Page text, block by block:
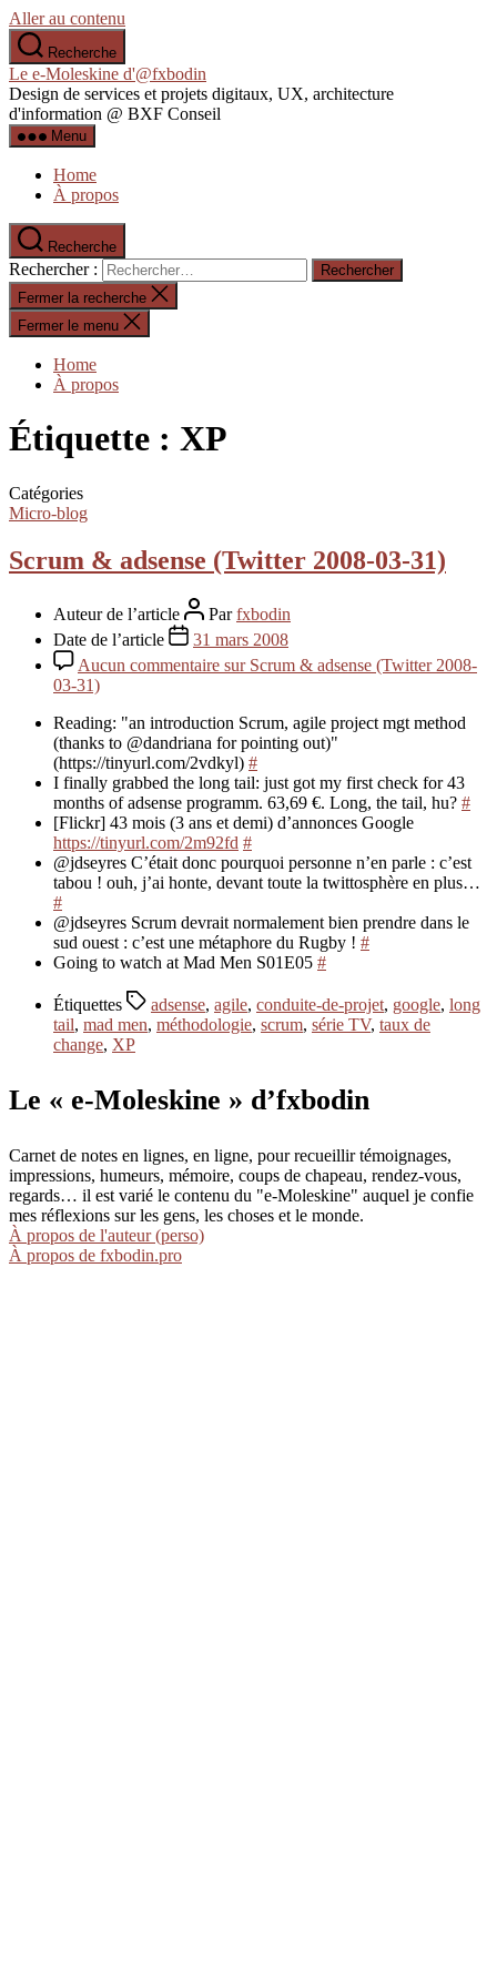
Aller au contenu
Recherche
Le e-Moleskine d'@fxbodin
Design de services et projets digitaux, UX, architecture
d'information @ BXF Conseil
Menu
Home
À propos
Recherche
Rechercher :
Fermer la recherche
Fermer le menu
Home
À propos
Étiquette : XP
Catégories
Micro-blog
Scrum & adsense (Twitter 2008-03-31)
Auteur de l’article Parfxbodin
Date de l’article
31 mars 2008
Aucun commentaire sur Scrum & adsense (Twitter 2008-
03-31)
Reading: "an introduction Scrum, agile project mgt method
(thanks to @dandriana for pointing out)"
(https://tinyurl.com/2vdkyl) #
I finally grabbed the long tail: just got my first check for 43
months of adsense programm. 63,69 €. Long, the tail, hu? #
[Flickr] 43 mois (3 ans et demi) d’annonces Google
https://tinyurl.com/2m92fd #
@jdseyres C’était donc pourquoi personne n’en parle : c’est
tabou ! ouh, j’ai honte, devant toute la twittosphère en plus…
#
@jdseyres Scrum devrait normalement bien prendre dans le
sud ouest : c’est une métaphore du Rugby ! #
Going to watch at Mad Men S01E05 #
Étiquettes adsense, agile, conduite-de-projet, google, long
tail, mad men, méthodologie, scrum, série TV, taux de
change, XP
Le « e-Moleskine » d’fxbodin
Carnet de notes en lignes, en ligne, pour recueillir témoignages,
impressions, humeurs, mémoire, coups de chapeau, rendez-vous,
regards… il est varié le contenu du "e-Moleskine" auquel je confie
mes réflexions sur les gens, les choses et le monde.
À propos de l'auteur (perso)
À propos de fxbodin.pro